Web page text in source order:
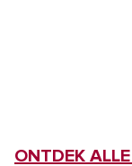
ONTDEK